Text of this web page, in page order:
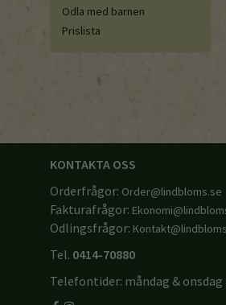
Odla med barnen
Prislista
KONTAKTA OSS
Orderfrågor: Order@lindbloms.se
Fakturafrågor:
Odlingsfrågor:
Tel. 0414-70880
Telefontider: måndag & onsdag